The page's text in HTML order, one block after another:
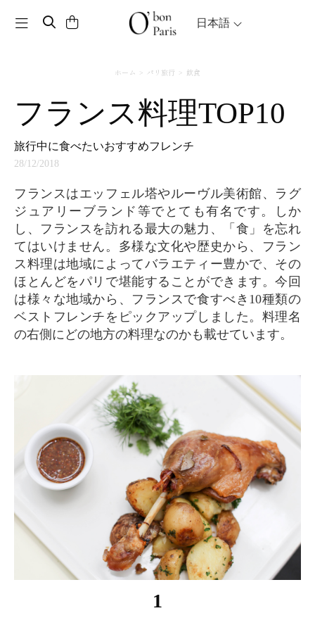
Toggle navigation 日本語
ホーム パリ旅行 飲食
フランス料理TOP10
旅行中に食べたいおすすめフレンチ
28/12/2018
フランスはエッフェル塔やルーヴル美術館、ラグ
ジュアリーブランド等でとても有名です。しか
し、フランスを訪れる最大の魅力、「食」を忘れ
てはいけません。多様な文化や歴史から、フラン
ス料理は地域によってバラエティー豊かで、その
ほとんどをパリで堪能することができます。今回
は様々な地域から、フランスで食すべき10種類の
ベストフレンチをピックアップしました。料理名
の右側にどの地方の料理なのかも載せています。
1